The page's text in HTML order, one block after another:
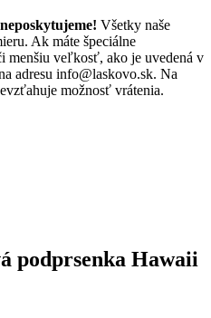
Všetky naše
Ak máte špeciálne
menšiu veľkosť, ako je uvedená v
adresu info@laskovo.sk. Na
možnosť vrátenia.
podprsenka Hawaii